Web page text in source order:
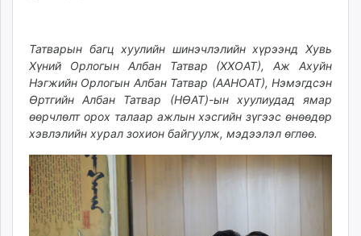
Livetv.mn
Eguur.mn
24tsag.mn
shuud.mn
eagle.mn
zarig.mn
today.mn
zuv.mn
mminfo.mn
18:01:44
09:50:36
Татварын багц хуулийн шинэчлэлийн хүрээнд Хувь
Хүний Орлогын Албан Татвар (ХХОАТ), Аж Ахуйн
Нэгжийн Орлогын Албан Татвар (ААНОАТ), Нэмэгдсэн
Өртгийн Албан Татвар (НӨАТ)-ын хуулиудад ямар
өөрчлөлт орох талаар ажлын хэсгийн зүгээс өнөөдөр
хэвлэлийн хурал зохион байгуулж, мэдээлэл өглөө.